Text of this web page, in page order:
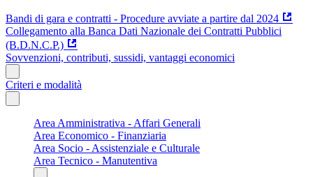
Bandi di gara e contratti - Procedure avviate a partire dal 2024
Collegamento alla Banca Dati Nazionale dei Contratti Pubblici
(B.D.N.C.P.)
Sovvenzioni, contributi, sussidi, vantaggi economici
Criteri e modalità
Area Amministrativa - Affari Generali
Area Economico - Finanziaria
Area Socio - Assistenziale e Culturale
Area Tecnico - Manutentiva